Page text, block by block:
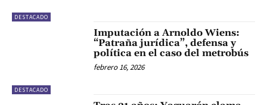
DESTACADO
DESTACADO
Imputación a Arnoldo Wiens:
“Patraña jurídica”, defensa y
política en el caso del metrobús
febrero 16, 2026